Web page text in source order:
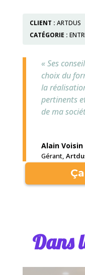
CLIENT : ARTDUS
CATÉGORIE :
« Ses
choix du
la
pertinents
de ma
Alain Voisin
Gérant,
Dans